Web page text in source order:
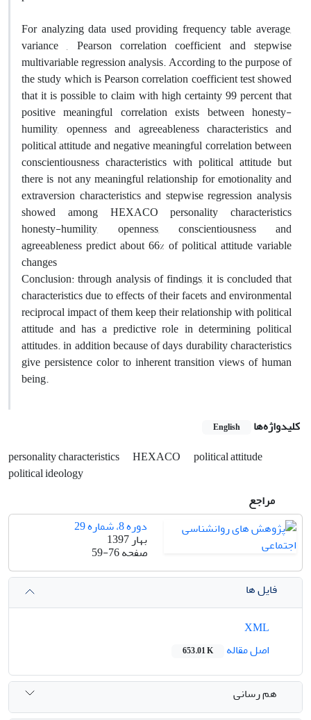
For analyzing data used providing frequency table average,
variance , Pearson correlation coefficient and stepwise
multivariable regression analysis. According to the purpose of
the study which is Pearson correlation coefficient test showed
that it is possible to claim with high certainty 99 percent that
positive meaningful correlation exists between honesty-
humility, openness and agreeableness characteristics and
political attitude and negative meaningful correlation between
conscientiousness characteristics with political attitude but
there is not any meaningful relationship for emotionality and
extraversion characteristics and stepwise regression analysis
showed among HEXACO personality characteristics
honesty-humility, openness, conscientiousness and
agreeableness predict about 66% of political attitude variable
changes
Conclusion: through analysis of findings, it is concluded that
characteristics due to effects of their facets and environmental
reciprocal impact of them keep their relationship with political
attitude and has a predictive role in determining political
attitudes. in addition because of days durability characteristics
give persistence color to inherent transition views of human
being.
کلیدواژه‌ها English
personality characteristics HEXACO
political attitude
political ideology
مراجع
دوره 8، شماره 29
بهار 1397
صفحه59-76
فایل ها
اصل مقاله
653.01 K
هم رسانی